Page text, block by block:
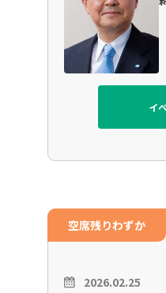
イ
空席残りわずか
2026.02.25